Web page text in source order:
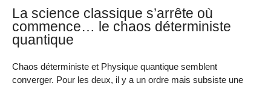
La science classique s’arrête où
commence… le chaos déterministe
quantique
Chaos déterministe et Physique quantique semblent
converger. Pour les deux, il y a un ordre mais subsiste une